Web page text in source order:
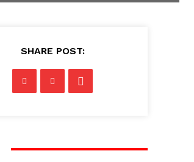
SHARE POST: